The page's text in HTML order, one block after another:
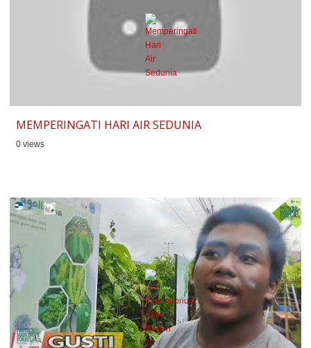
MEMPERINGATI HARI AIR SEDUNIA
0 views